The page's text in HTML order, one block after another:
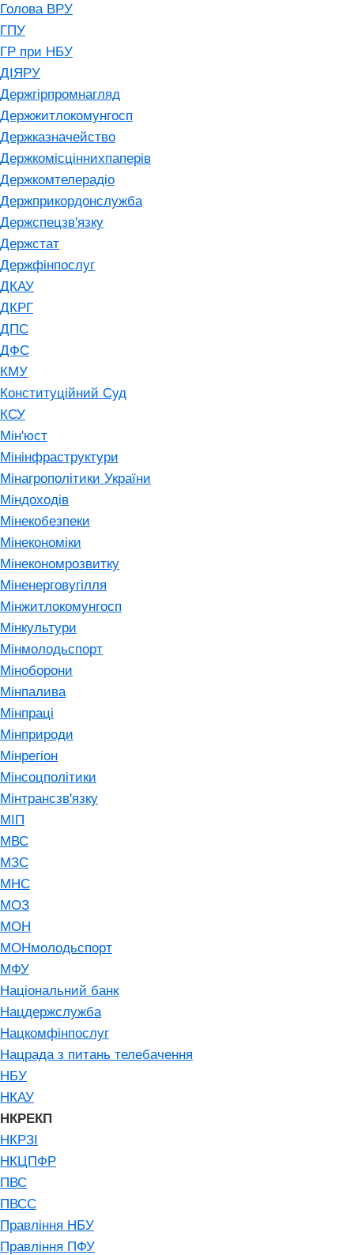
Голова ВРУ
ГПУ
ГР при НБУ
ДІЯРУ
Держгірпромнагляд
Держжитлокомунгосп
Держказначейство
Держкомісціннихпаперів
Держкомтелерадіо
Держприкордонслужба
Держспецзв'язку
Держстат
Держфінпослуг
ДКАУ
ДКРГ
ДПС
ДФС
КМУ
Конституційний Суд
КСУ
Мін'юст
Мінінфраструктури
Мінагрополітики України
Міндоходів
Мінекобезпеки
Мінекономіки
Мінекономрозвитку
Міненерговугілля
Мінжитлокомунгосп
Мінкультури
Мінмолодьспорт
Міноборони
Мінпалива
Мінпраці
Мінприроди
Мінрегіон
Мінсоцполітики
Мінтрансзв'язку
МІП
МВС
МЗС
МНС
МОЗ
МОН
МОНмолодьспорт
МФУ
Національний банк
Нацдержслужба
Нацкомфінпослуг
Нацрада з питань телебачення
НБУ
НКАУ
НКРЕКП
НКРЗІ
НКЦПФР
ПВС
ПВСС
Правління НБУ
Правління ПФУ